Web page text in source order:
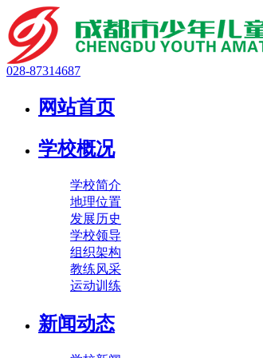
028-87314687
网站首页
学校概况
学校简介
地理位置
发展历史
学校领导
组织架构
教练风采
运动训练
新闻动态